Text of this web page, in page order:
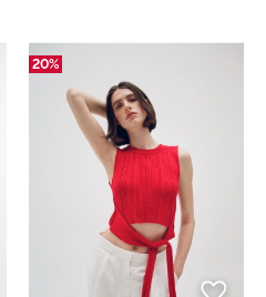
20%